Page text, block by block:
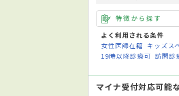
特徴から探す
よく利用される条件
女性医師在籍 キッズス
19時以降診療可 訪問診
マイナ受付対応可能